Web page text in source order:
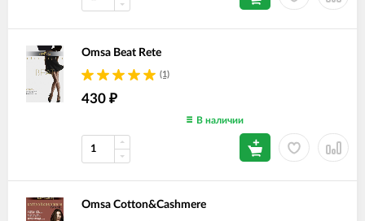
Omsa Beat Rete
(1)
430 ₽
В наличии
Omsa Cotton&Cashmere